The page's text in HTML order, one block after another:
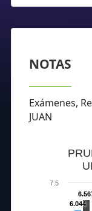
NOTAS
Exámenes,
JUAN
6.044
7.5